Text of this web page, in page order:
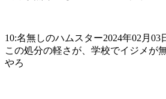
10:名無しのハムスター2024年02月03
この処分の軽さが、学校でイジメが
やろ